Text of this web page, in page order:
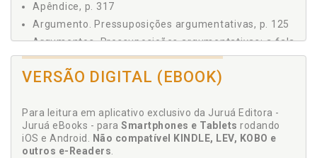
4 - PROCESSO PENAL COMUNICATIVO DEMOCRÁTICO: POR
QUE PENSAR NO AGIR COMUNICATIVO PARA O PROCESSO
PENAL?, p. 199
4.1 A Verdade como Pretensão, p. 199
4.1.1 Concepções iniciais sobre a verdade, p. 200
4.1.2 Sim para a (in)verdade do acusado, p. 209
4.1.4 A verdade do processo: uma verdade pretendida,
p. 220
4.2 Dialogando com o Consenso; mas e o Dissenso?, p.
Apêndice, p. 317
Argumento. Pressuposições argumentativas, p. 125
Argumentos. Pressuposições argumentativas: a fala
ideal no processo penal, p. 247
Atos comunicativos. Estrutura dos atos
comunicativos e dos discursos, p. 267
Atos públicos. Comunicação e responsabilidade dos
atores (públicos) do Estado, p. 68
C
VERSÃO DIGITAL (EBOOK)
Para leitura em aplicativo exclusivo da Juruá Editora -
Juruá eBooks - para Smartphones e Tablets rodando
iOS e Android. Não compatível KINDLE, LEV, KOBO e
outros e-Readers.